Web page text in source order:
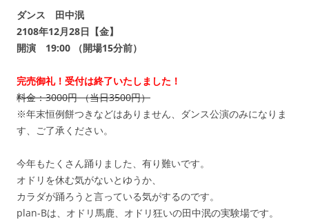
ダンス 田中泯
2108年12月28日【金】
開演 19:00 （開場15分前）
完売御礼！受付は終了いたしました！
料金：3000円 （当日3500円）
※年末恒例餅つきなどはありません、ダンス公演のみになりま
す、ご了承ください。
今年もたくさん踊りました、有り難いです。
オドリを休む気がないとゆうか、
カラダが踊ろうと言っている気がするのです。
plan-Bは、オドリ馬鹿、オドリ狂いの田中泯の実験場です。